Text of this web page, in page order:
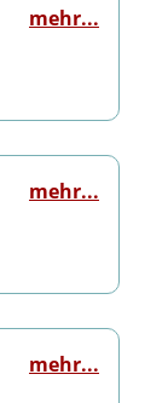
mehr...
mehr...
mehr...